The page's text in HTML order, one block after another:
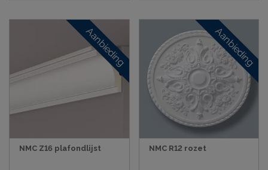
Aanbieding
NMC Z16 plafondlijst
Aanbieding
NMC R12 rozet